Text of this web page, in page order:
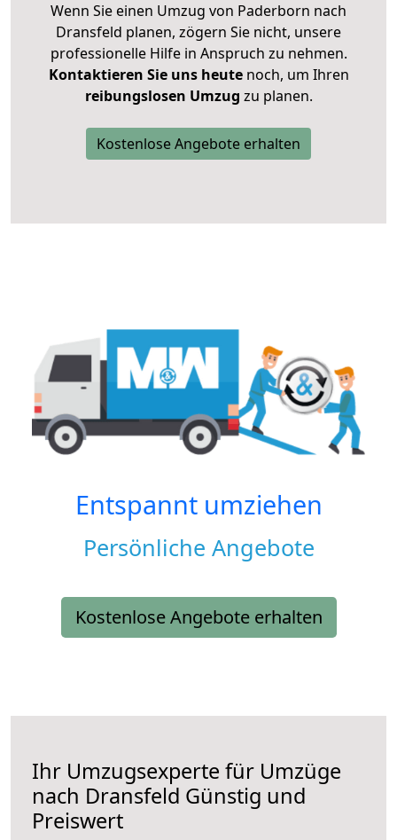
Wenn Sie einen Umzug von Paderborn nach
Dransfeld planen, zögern Sie nicht, unsere
professionelle Hilfe in Anspruch zu nehmen.
Kontaktieren Sie uns heutenoch, um Ihren
reibungslosen Umzug zu planen.
Kostenlose Angebote erhalten
Entspannt umziehen
Persönliche Angebote
Kostenlose Angebote erhalten
Ihr Umzugsexperte für Umzüge
nach Dransfeld Günstig und
Preiswert